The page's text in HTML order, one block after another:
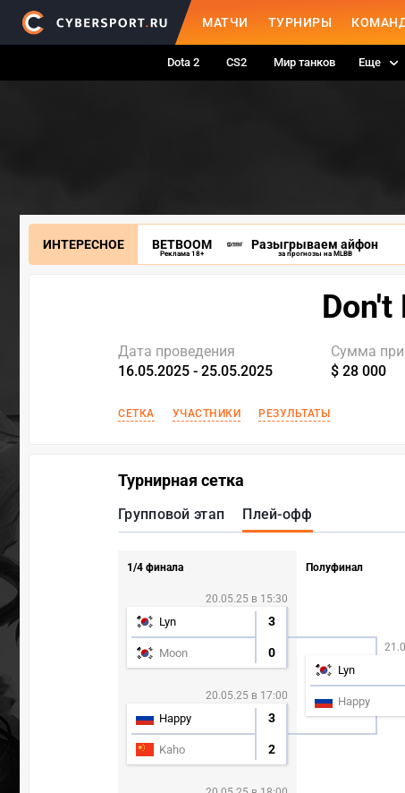
МАТЧИ ТУРНИРЫ
Dota 2 CS2 Мир танков Еще
ИНТЕРЕСНОЕ BETBOOM
Реклама 18+
Разыгрываем айфон
за прогнозы на MLBB
Дата проведения
16.05.2025 - 25.05.2025
Сумма
$ 28 000
СЕТКА УЧАСТНИКИ РЕЗУЛЬТАТЫ
Турнирная сетка
Групповой этап Плей-офф
1/4 финала
20.05.25 в 15:30
Lyn 3
Moon 0
20.05.25 в 17:00
Happy 3
Kaho 2
Полуфинал
Lyn
Happy